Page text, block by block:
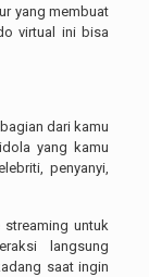
yang membuat
virtual ini bisa
dari kamu
yang kamu
penyanyi,
untuk
langsung
saat ingin